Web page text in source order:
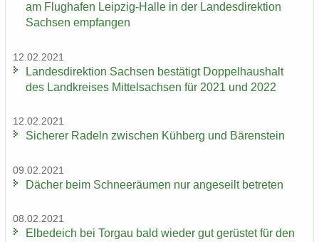
am Flug­ha­fen Leipzig-​Halle in der Lan­des­di­rek­ti­on
Sach­sen emp­fan­gen
12.02.2021
Lan­des­di­rek­ti­on Sach­sen be­stä­tigt Dop­pel­haus­halt
des Land­krei­ses Mit­tel­sach­sen für 2021 und 2022
12.02.2021
Si­che­rer Ra­deln zwi­schen Küh­berg und Bä­ren­stein
09.02.2021
Dä­cher beim Schnee­räu­men nur an­ge­seilt be­tre­ten
08.02.2021
El­be­deich bei Tor­gau bald wie­der gut ge­rüs­tet für den